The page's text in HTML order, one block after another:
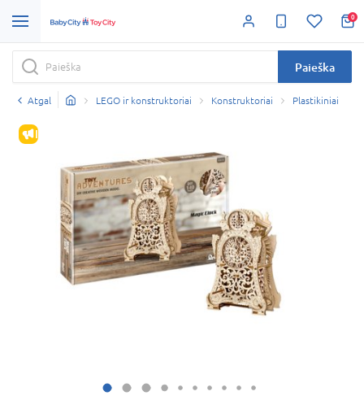
0
Paieška
Atgal LEGO ir konstruktoriai Konstruktoriai Plastikiniai
IŠPARDAVIMAS